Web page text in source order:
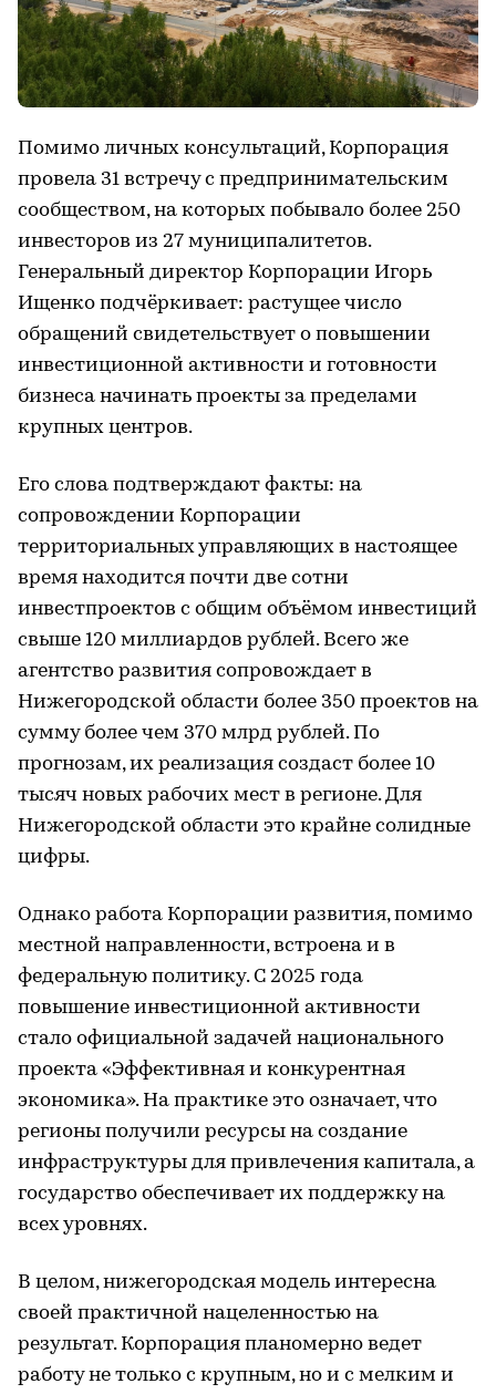
Помимо личных консультаций, Корпорация
провела 31 встречу с предпринимательским
сообществом, на которых побывало более 250
инвесторов из 27 муниципалитетов.
Генеральный директор Корпорации Игорь
Ищенко подчёркивает: растущее число
обращений свидетельствует о повышении
инвестиционной активности и готовности
бизнеса начинать проекты за пределами
крупных центров.
Его слова подтверждают факты: на
сопровождении Корпорации
территориальных управляющих в настоящее
время находится почти две сотни
инвестпроектов с общим объёмом инвестиций
свыше 120 миллиардов рублей. Всего же
агентство развития сопровождает в
Нижегородской области более 350 проектов на
сумму более чем 370 млрд рублей. По
прогнозам, их реализация создаст более 10
тысяч новых рабочих мест в регионе. Для
Нижегородской области это крайне солидные
цифры.
Однако работа Корпорации развития, помимо
местной направленности, встроена и в
федеральную политику. С 2025 года
повышение инвестиционной активности
стало официальной задачей национального
проекта «Эффективная и конкурентная
экономика». На практике это означает, что
регионы получили ресурсы на создание
инфраструктуры для привлечения капитала, а
государство обеспечивает их поддержку на
всех уровнях.
В целом, нижегородская модель интересна
своей практичной нацеленностью на
результат. Корпорация планомерно ведет
работу не только с крупным, но и с мелким и